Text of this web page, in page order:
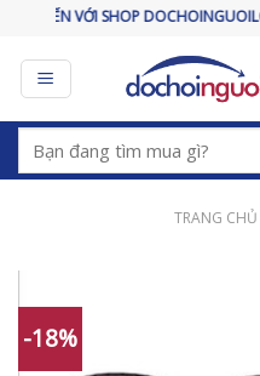
content
DOCHOINGUOILON365.COM
Tìm
kiếm:
TRANG CHỦ
-18%